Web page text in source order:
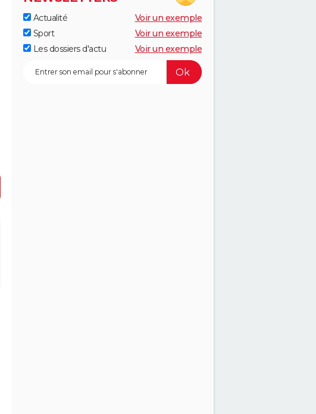
Actualité
Voir un exemple
Sport
Voir un exemple
Les dossiers d'actu
Voir un exemple